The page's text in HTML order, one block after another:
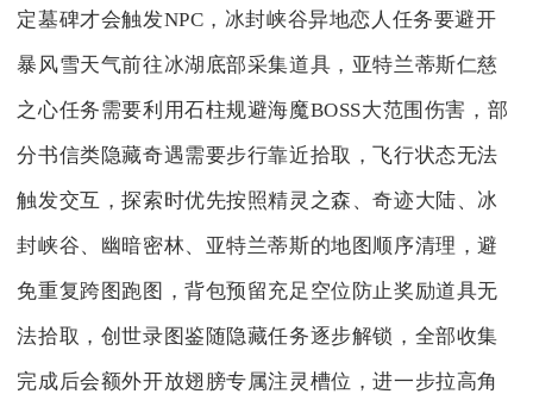
定墓碑才会触发NPC，冰封峡谷异地恋人任务要避开
暴风雪天气前往冰湖底部采集道具，亚特兰蒂斯仁慈
之心任务需要利用石柱规避海魔BOSS大范围伤害，部
分书信类隐藏奇遇需要步行靠近拾取，飞行状态无法
触发交互，探索时优先按照精灵之森、奇迹大陆、冰
封峡谷、幽暗密林、亚特兰蒂斯的地图顺序清理，避
免重复跨图跑图，背包预留充足空位防止奖励道具无
法拾取，创世录图鉴随隐藏任务逐步解锁，全部收集
完成后会额外开放翅膀专属注灵槽位，进一步拉高角